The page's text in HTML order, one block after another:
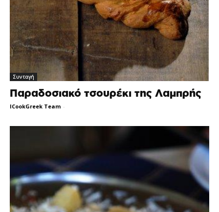
Συνταγή
Παραδοσιακό τσουρέκι της Λαμπρής
ICookGreek Team -